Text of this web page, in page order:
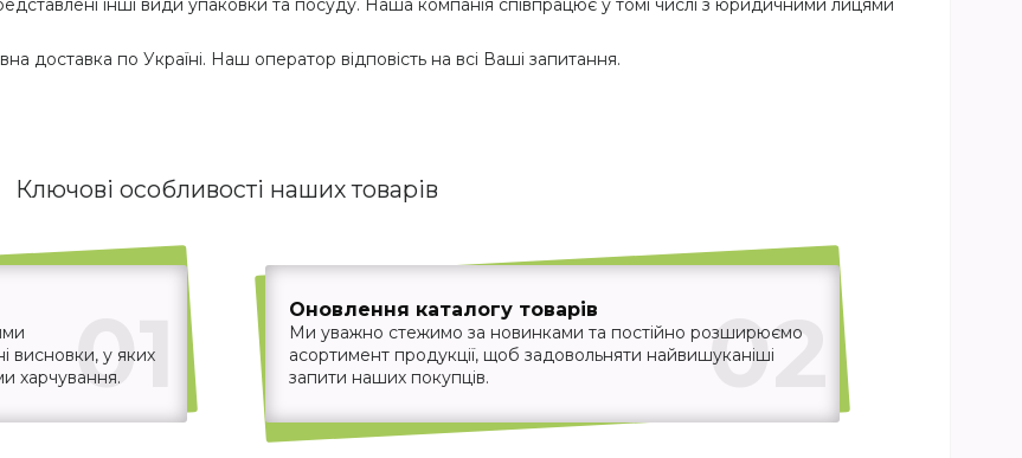
інші види упаковки та посуду. Наша компанія співпрацює у томі числі з юридичними лицями
доставка по Україні. Наш оператор відповість на всі Ваші запитання.
Ключові особливості наших товарів
01
висновки, у яких
харчування.
02
Оновлення каталогу товарів
Ми уважно стежимо за новинками та постійно розширюємо
асортимент продукції, щоб задовольняти найвишуканіші
запити наших покупців.